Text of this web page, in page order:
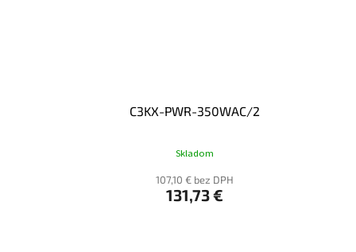
C3KX-PWR-350WAC/2
Skladom
107,10 € bez DPH
131,73 €